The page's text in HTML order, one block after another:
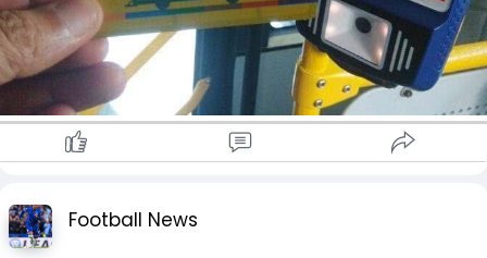
သော် ခရီးသည်အများစုသည် YPS ကတ်စနစ်ကိုအသုံးပြုမှုများ
ာ‌သော်လည်း ယာဉ်လိုင်းအချို့သည် စက်များကိုပိတ်ထား၍ ယာဉ်
းခကောက်ခံနေမှုများရှိနေသည့်အတွက် YRTC ထံသို့ ယာဉ်နံပါတ်
င့်တကွတိုင်ကြားရန် အသိပေးထားသည်။
Football News